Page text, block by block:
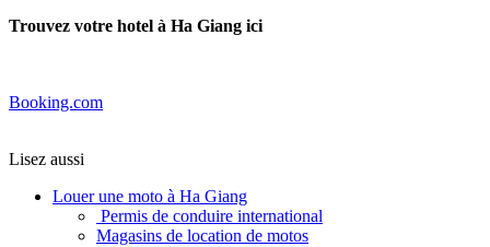
Trouvez votre hotel à Ha Giang ici
Booking.com
Lisez aussi
Louer une moto à Ha Giang
Permis de conduire international
Magasins de location de motos